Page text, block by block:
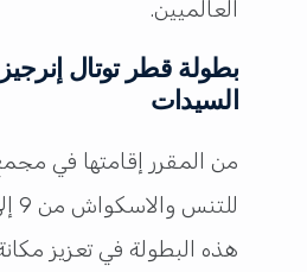
العالميين.
بطولة قطر توتال
السيدات
من المقرر إقامتها في
هذه البطولة في تعزيز